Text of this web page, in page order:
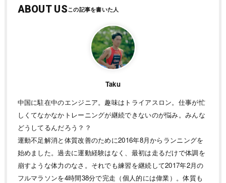
ABOUT US
Taku
中国に駐在中のエンジニア。趣味はトライアスロン。仕事が忙
しくてなかなかトレーニングが継続できないのが悩み。みんな
どうしてるんだろう？？
運動不足解消と体質改善のために2016年8月からランニングを
始めました。過去に運動経験はなく、最初は走るだけで体調を
崩すような体力のなさ。それでも練習を継続して2017年2月の
フルマラソンを4時間38分で完走（個人的には偉業）。体質も